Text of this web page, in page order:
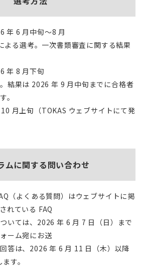
年 6 月中旬～8 月
よる選考。一次書類審査に関する結果
年 8 月下旬
結果は 2026 年 9 月中旬までに合格者
。
月上旬（TOKAS ウェブサイトにて発
ムに関する問い合わせ
（よくある質問）はウェブサイトに掲
れている FAQ
いては、2026 年 6 月 7 日（日）まで
ーム宛にお送
答は、2026 年 6 月 11 日（木）以降
す。